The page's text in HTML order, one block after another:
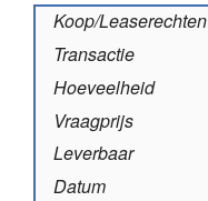
Koop/Leaserechten
Transactie
Hoeveelheid
Vraagprijs
Leverbaar
Datum